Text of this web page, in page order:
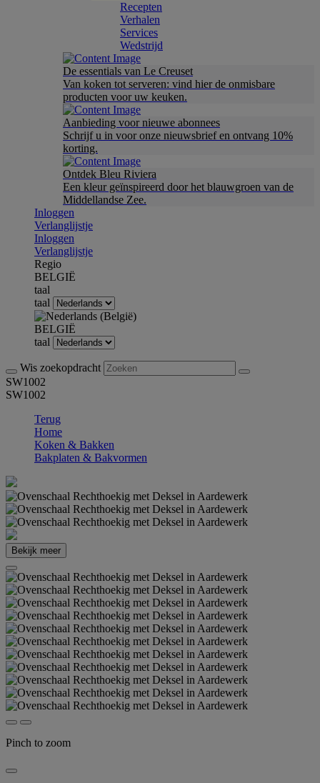
Recepten
Verhalen
Services
Wedstrijd
De essentials van Le Creuset
Van koken tot serveren: vind hier de onmisbare
producten voor uw keuken.
Aanbieding voor nieuwe abonnees
Schrijf u in voor onze nieuwsbrief en ontvang 10%
korting.
Ontdek Bleu Riviera
Een kleur geïnspireerd door het blauwgroen van de
Middellandse Zee.
Inloggen
Verlanglijstje
Inloggen
Verlanglijstje
Regio
BELGIË
taal
taal
BELGIË
taal
Wis zoekopdracht
SW1002
SW1002
Terug
Home
Koken & Bakken
Bakplaten & Bakvormen
Bekijk meer
Pinch to zoom